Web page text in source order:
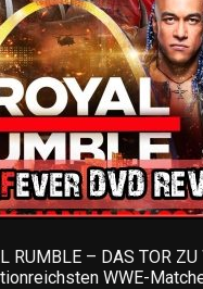
RUMBLE – DAS TOR
WWE-